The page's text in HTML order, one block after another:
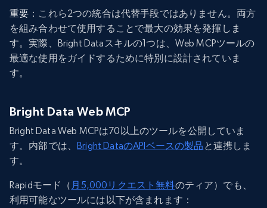
重要 ：これら2つの統合は代替手段ではありません。両方
を組み合わせて使用することで最大の効果を発揮しま
す。実際、Bright Dataスキルの1つは、Web MCPツールの
最適な使用をガイドするために特別に設計されていま
す。
Bright Data Web MCP
Bright Data Web MCPは70以上のツールを公開していま
す。内部では、 Bright DataのAPIベースの製品 と連携しま
す。
Rapidモード（ 月5,000リクエスト無料のティア）でも、
利用可能なツールには以下が含まれます：